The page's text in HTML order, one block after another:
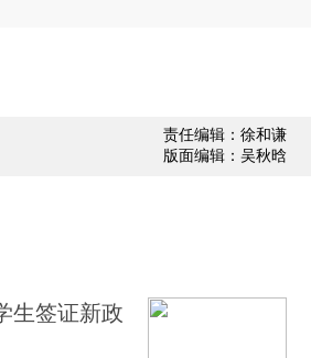
责任编辑：徐和谦
版面编辑：吴秋晗
生签证新政